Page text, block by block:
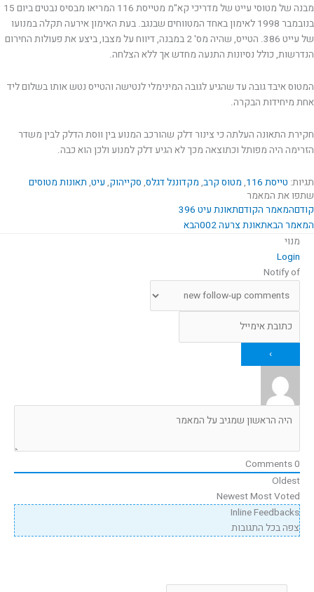
מבנה של מטוסי עייט של מדריכי קא"מ מטייסת 116 המריאו מבסיס נבטים ביום 15
בנובמבר 1998 לאימון באחד המטווחים שבנגב. בעת האימון אירעה תקלה במנועו
של עייט 386. הטייס, שהיה מס' 2 במבנה, דיווח על מצבו, ביצע את פעולות החירום
הנדרשות, כולל נסיונות התנעה מחדש אך ללא הצלחה.
המטוס איבד גובה עד שהגיע לגובה המינימלי לנטישה והטייס נטש אותו בשלום ליד
אחת מיחידות הבקרה.
חקירת התאונה העלתה כי צינור דלק שהורכב המנוע בין ווסת הדלק לבין משדר
הזרימה היה מפותל וכתוצאה מכך לא הגיע דלק למנוע ולכן הוא כבה.
תגיות: טייסת 116 , מטוס קרב, מקדוננל דגלס, סקייהוק, עיט, תאונות מטוסים
שתפו את המאמר
קודםהמאמר הקודםתאונת עיט 396
המאמר הבאתאונת צרעה 002
הבא
מנוי
Login
Notify of
0
Oldest
NewestMost Voted
Inline Feedbacks
צפה בכל התגובות